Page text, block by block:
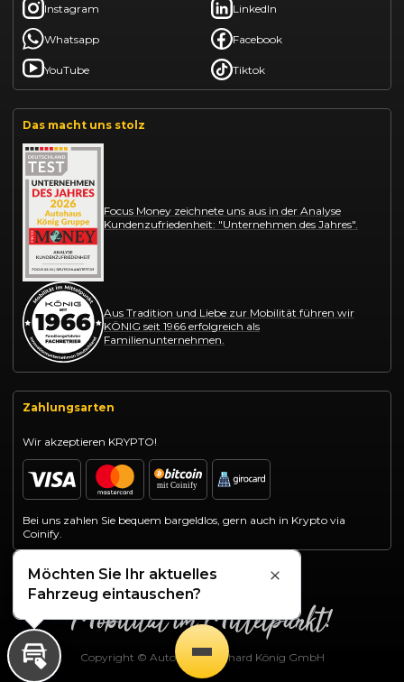
Instagram LinkedIn
Whatsapp Facebook
YouTube Tiktok
Das macht uns stolz
Focus Money zeichnete uns aus in der Analyse
Kundenzufriedenheit: "Unternehmen des Jahres".
Aus Tradition und Liebe zur Mobilität führen wir
KÖNIG seit 1966 erfolgreich als
Familienunternehmen.
Zahlungsarten
Wir akzeptieren KRYPTO!
Bei uns zahlen Sie bequem bargeldlos, gern auch in Krypto via
Coinify.
Copyright © Autohaus Gotthard König GmbH
Inzahlungnahme
Möchten Sie Ihr aktuelles
Fahrzeug eintauschen?
Schließen